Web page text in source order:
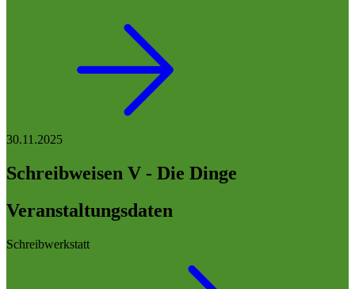
30.11.2025
Schreibweisen V - Die Dinge
Veranstaltungsdaten
Schreibwerkstatt